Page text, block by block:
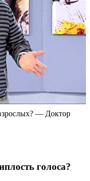
— Доктор
голоса?